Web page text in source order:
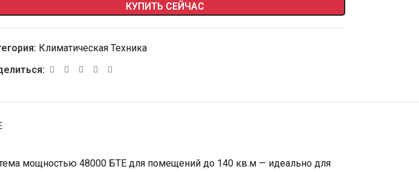
КУПИТЬ СЕЙЧАС
Климатическая Техника
мощностью 48000 БТЕ для помещений до 140 кв.м — идеально для